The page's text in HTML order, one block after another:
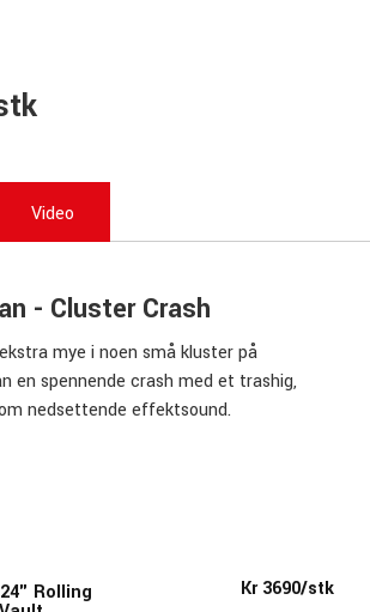
Video
- Cluster Crash
mye i noen små kluster på
en spennende crash med et trashig,
nedsettende effektsound.
og få flere lyder å male med
et utmerket måte. Den gir en tydelig
så publikum setter ikke kaffen i halsen
serien er unikt hvor både farge og
Rolling Kr 3690/stk